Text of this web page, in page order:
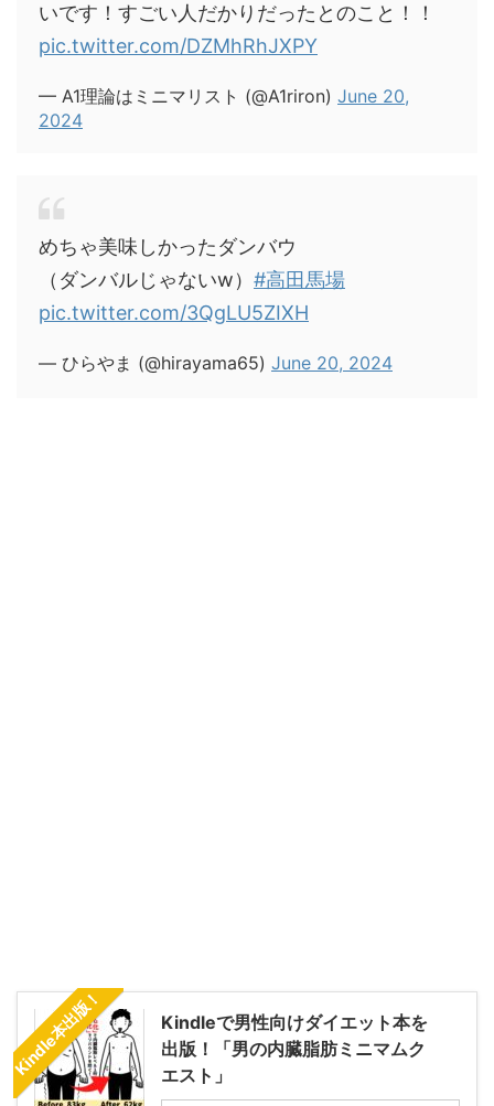
いです！すごい人だかりだったとのこと！！
pic.twitter.com/DZMhRhJXPY
— A1理論はミニマリスト (@A1riron) June 20,
2024
めちゃ美味しかったダンバウ
（ダンバルじゃないw） #高田馬場
pic.twitter.com/3QgLU5ZIXH
— ひらやま (@hirayama65) June 20, 2024
Kindle本出版！
Kindleで男性向けダイエット本を
出版！「男の内臓脂肪ミニマムク
エスト」